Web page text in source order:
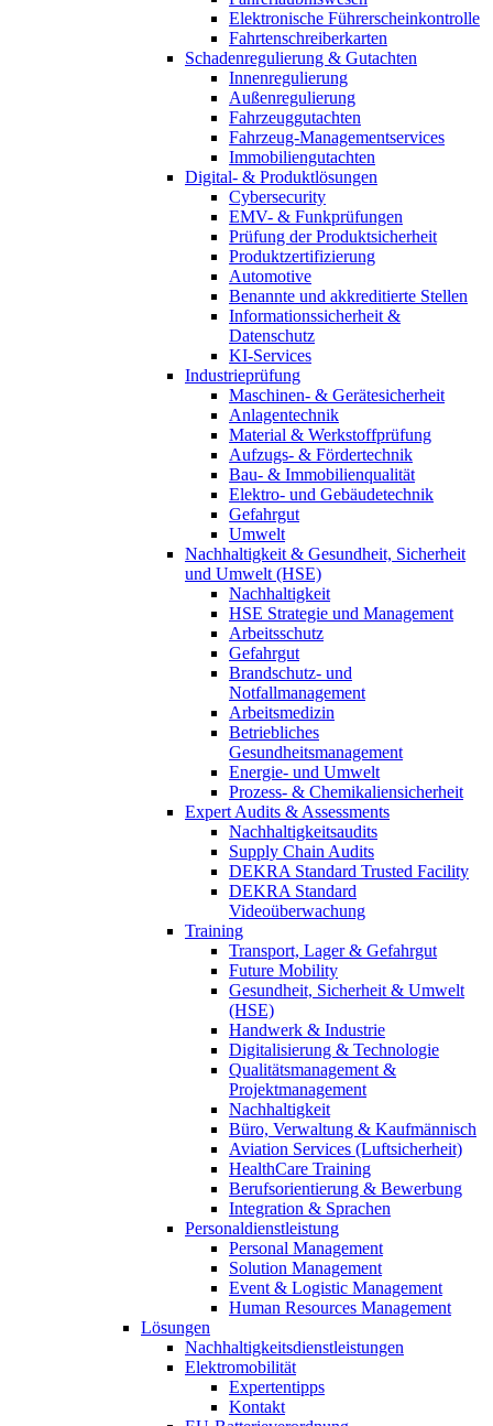
Elektronische Führerscheinkontrolle
Fahrtenschreiberkarten
Schadenregulierung & Gutachten
Innenregulierung
Außenregulierung
Fahrzeuggutachten
Fahrzeug-Managementservices
Immobiliengutachten
Digital- & Produktlösungen
Cybersecurity
EMV- & Funkprüfungen
Prüfung der Produktsicherheit
Produktzertifizierung
Automotive
Benannte und akkreditierte Stellen
Informationssicherheit &
Datenschutz
KI-Services
Industrieprüfung
Maschinen- & Gerätesicherheit
Anlagentechnik
Material & Werkstoffprüfung
Aufzugs- & Fördertechnik
Bau- & Immobilienqualität
Elektro- und Gebäudetechnik
Gefahrgut
Umwelt
Nachhaltigkeit & Gesundheit, Sicherheit
und Umwelt (HSE)
Nachhaltigkeit
HSE Strategie und Management
Arbeitsschutz
Gefahrgut
Brandschutz- und
Notfallmanagement
Arbeitsmedizin
Betriebliches
Gesundheitsmanagement
Energie- und Umwelt
Prozess- & Chemikaliensicherheit
Expert Audits & Assessments
Nachhaltigkeitsaudits
Supply Chain Audits
DEKRA Standard Trusted Facility
DEKRA Standard
Videoüberwachung
Training
Transport, Lager & Gefahrgut
Future Mobility
Gesundheit, Sicherheit & Umwelt
(HSE)
Handwerk & Industrie
Digitalisierung & Technologie
Qualitätsmanagement &
Projektmanagement
Nachhaltigkeit
Büro, Verwaltung & Kaufmännisch
Aviation Services (Luftsicherheit)
HealthCare Training
Berufsorientierung & Bewerbung
Integration & Sprachen
Personaldienstleistung
Personal Management
Solution Management
Event & Logistic Management
Human Resources Management
Lösungen
Nachhaltigkeitsdienstleistungen
Elektromobilität
Expertentipps
Kontakt